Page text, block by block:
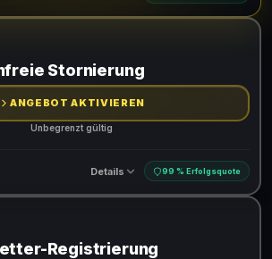
Produkte
Stornierung
ANGEBOT AKTIVIEREN
Unbegrenzt gültig
Details 99 % Erfolgsquote
Produkte
Registrierung